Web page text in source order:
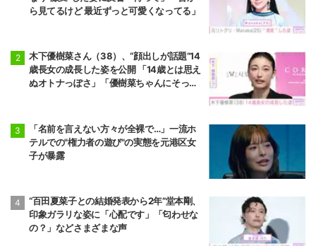
ら見てるけど 最近ずっと可愛くなってる」
木下優樹菜さん（38）、“顔出しが話題”14
歳長女の成長した姿を公開 「14歳とは思え
ぬオトナっぽさ」「優樹菜ちゃんにそっく
「名前を言えない方々が全裸で…」一流ホ
テルでの"権力者の遊び"の実態を元港区女
子が暴露
“百田夏菜子との結婚発表から2年”堂本剛、
印象ガラリな姿に「心配です」「匂わせな
の？」などさまざまな声